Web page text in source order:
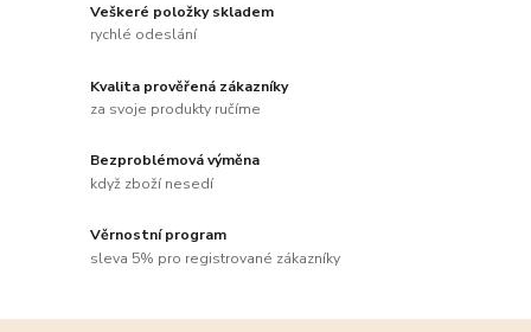
Veškeré položky skladem
rychlé odeslání
Kvalita prověřená zákazníky
za svoje produkty ručíme
Bezproblémová výměna
když zboží nesedí
Věrnostní program
sleva 5% pro registrované zákazníky